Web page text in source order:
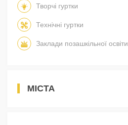
Творчі гуртки
Технічні гуртки
Заклади позашкільної освіти
МІСТА